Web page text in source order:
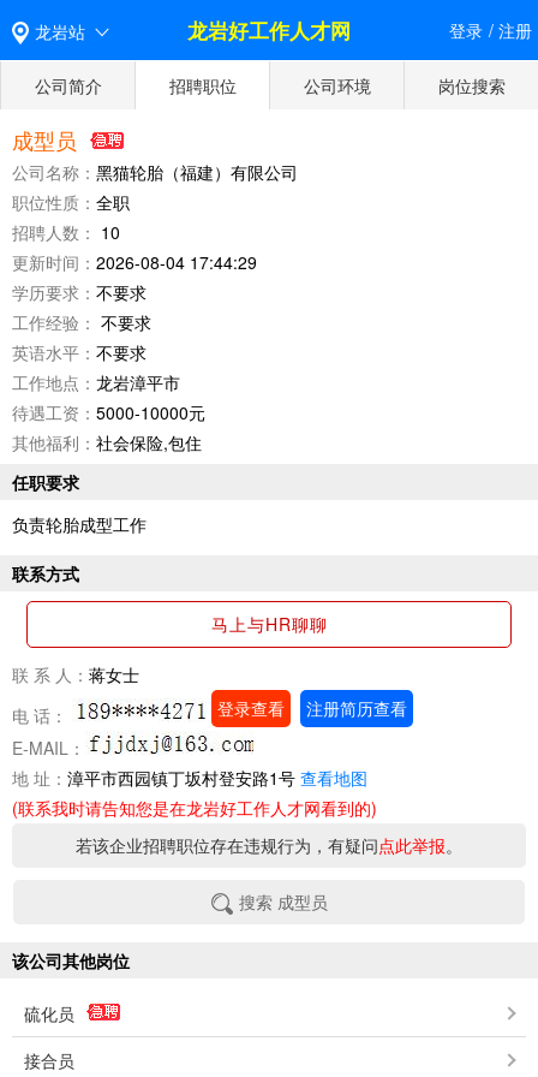
龙岩站 龙岩好工作人才网 登录 / 注册
公司简介 招聘职位 公司环境 岗位搜索
成型员
公司名称： 黑猫轮胎（福建）有限公司
职位性质： 全职
招聘人数： 10
更新时间： 2026-08-04 17:44:29
学历要求： 不要求
工作经验： 不要求
英语水平： 不要求
工作地点： 龙岩漳平市
待遇工资： 5000-10000元
其他福利： 社会保险,包住
任职要求
负责轮胎成型工作
联系方式
马上与HR聊聊
联 系 人： 蒋女士
电 话：
登录查看
注册简历查看
E-MAIL：
地 址： 漳平市西园镇丁坂村登安路1号 查看地图
(联系我时请告知您是在龙岩好工作人才网看到的)
若该企业招聘职位存在违规行为，有疑问点此举报。
搜索 成型员
该公司其他岗位
硫化员
接合员